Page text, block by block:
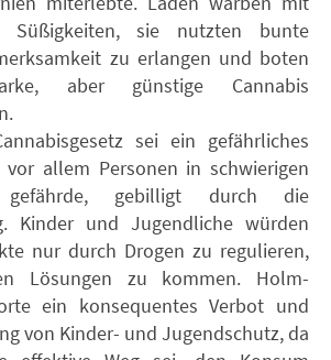
Süßigkeiten, sie nutzten bunte
zu erlangen und boten
aber günstige Cannabis
sei ein gefährliches
vor allem Personen in schwierigen
gefährde, gebilligt durch die
Kinder und Jugendliche würden
nur durch Drogen zu regulieren,
Lösungen zu kommen. Holm-
ein konsequentes Verbot und
von Kinder- und Jugendschutz, da